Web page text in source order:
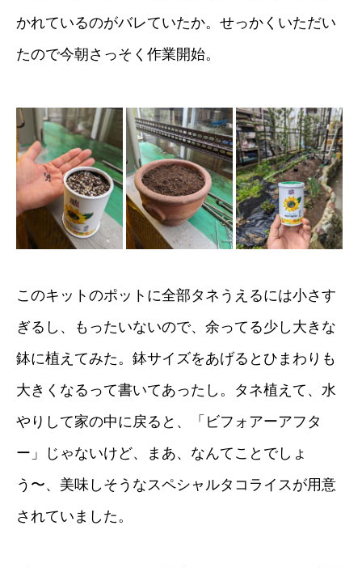
かれているのがバレていたか。せっかくいただい
たので今朝さっそく作業開始。
このキットのポットに全部タネうえるには小さす
ぎるし、もったいないので、余ってる少し大きな
鉢に植えてみた。鉢サイズをあげるとひまわりも
大きくなるって書いてあったし。タネ植えて、水
やりして家の中に戻ると、「ビフォアーアフタ
ー」じゃないけど、まあ、なんてことでしょ
う〜、美味しそうなスペシャルタコライスが用意
されていました。